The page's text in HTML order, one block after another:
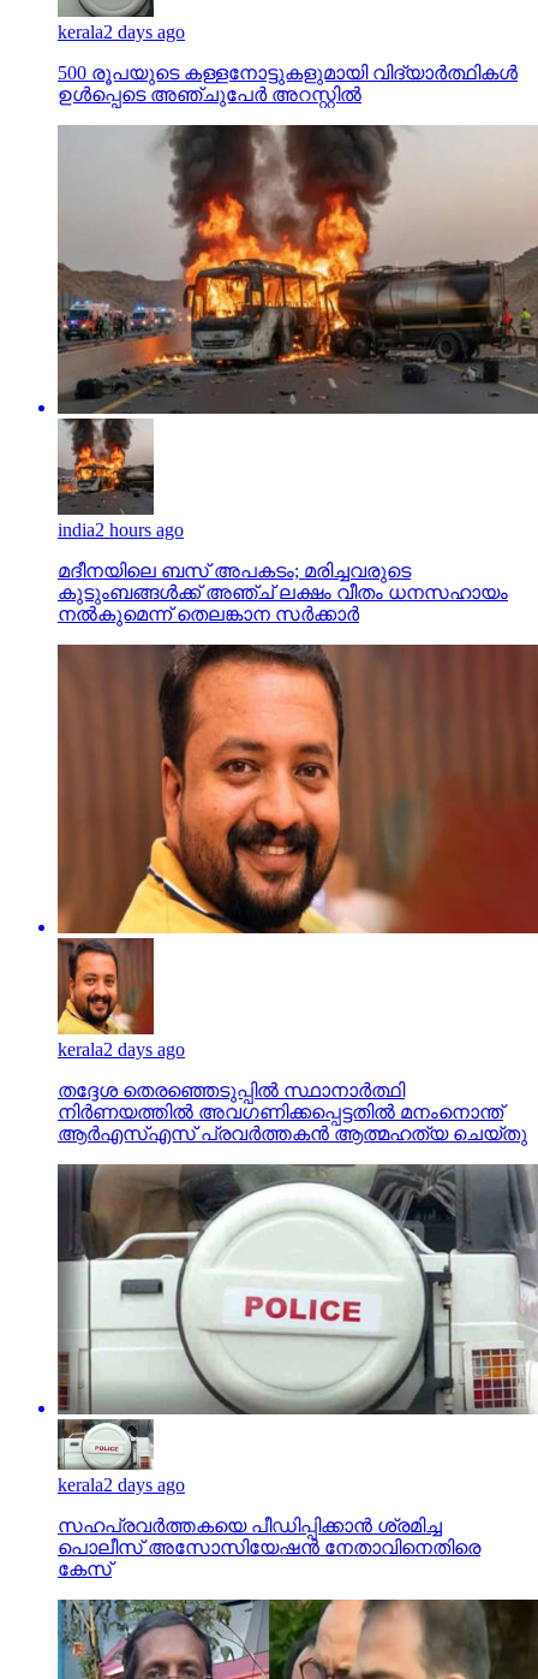
kerala2 days ago
500 രൂപയുടെ കള്ളനോട്ടുകളുമായി വിദ്യാര്‍ത്ഥികള്‍
ഉള്‍പ്പെടെ അഞ്ചുപേര്‍ അറസ്റ്റില്‍
india2 hours ago
മദീനയിലെ ബസ് അപകടം; മരിച്ചവരുടെ
കുടുംബങ്ങള്‍ക്ക് അഞ്ച് ലക്ഷം വീതം ധനസഹായം
നല്‍കുമെന്ന് തെലങ്കാന സര്‍ക്കാര്‍
kerala2 days ago
തദ്ദേശ തെരഞ്ഞെടുപ്പില്‍ സ്ഥാനാര്‍ത്ഥി
നിര്‍ണയത്തില്‍ അവഗണിക്കപ്പെട്ടതില്‍ മനംനൊന്ത്
ആര്‍എസ്എസ് പ്രവര്‍ത്തകന്‍ ആത്മഹത്യ ചെയ്തു
kerala2 days ago
സഹപ്രവര്‍ത്തകയെ പീഡിപ്പിക്കാന്‍ ശ്രമിച്ച
പൊലീസ് അസോസിയേഷന്‍ നേതാവിനെതിരെ
കേസ്